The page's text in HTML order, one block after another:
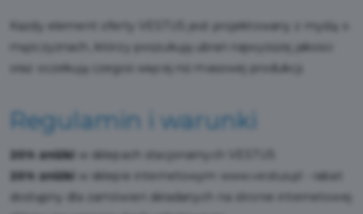
Każdy element oferty VESTUS jest projektowany z myślą o
mężczyznach, którzy poszukują ubrań najwyższej jakości
oraz oczekują czegoś więcej niż masowej produkcji.
Regulamin i warunki
20% zniżki
w sklepach stacjonarnych VESTUS
20% zniżki
w sklepie internetowym
- rabat
dostępny dla zamówień składanych na stronie internetowej